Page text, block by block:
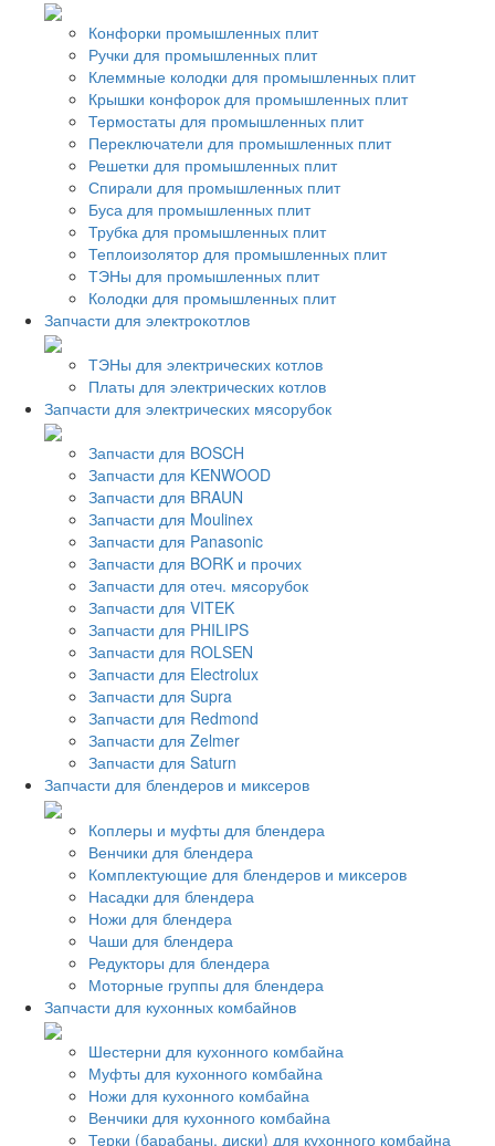
Конфорки промышленных плит
Ручки для промышленных плит
Клеммные колодки для промышленных плит
Крышки конфорок для промышленных плит
Термостаты для промышленных плит
Переключатели для промышленных плит
Решетки для промышленных плит
Спирали для промышленных плит
Буса для промышленных плит
Трубка для промышленных плит
Теплоизолятор для промышленных плит
ТЭНы для промышленных плит
Колодки для промышленных плит
Запчасти для электрокотлов
ТЭНы для электрических котлов
Платы для электрических котлов
Запчасти для электрических мясорубок
Запчасти для BOSCH
Запчасти для KENWOOD
Запчасти для BRAUN
Запчасти для Moulinex
Запчасти для Panasonic
Запчасти для BORK и прочих
Запчасти для отеч. мясорубок
Запчасти для VITEK
Запчасти для PHILIPS
Запчасти для ROLSEN
Запчасти для Electrolux
Запчасти для Supra
Запчасти для Redmond
Запчасти для Zelmer
Запчасти для Saturn
Запчасти для блендеров и миксеров
Коплеры и муфты для блендера
Венчики для блендера
Комплектующие для блендеров и миксеров
Насадки для блендера
Ножи для блендера
Чаши для блендера
Редукторы для блендера
Моторные группы для блендера
Запчасти для кухонных комбайнов
Шестерни для кухонного комбайна
Муфты для кухонного комбайна
Ножи для кухонного комбайна
Венчики для кухонного комбайна
Терки (барабаны, диски) для кухонного комбайна